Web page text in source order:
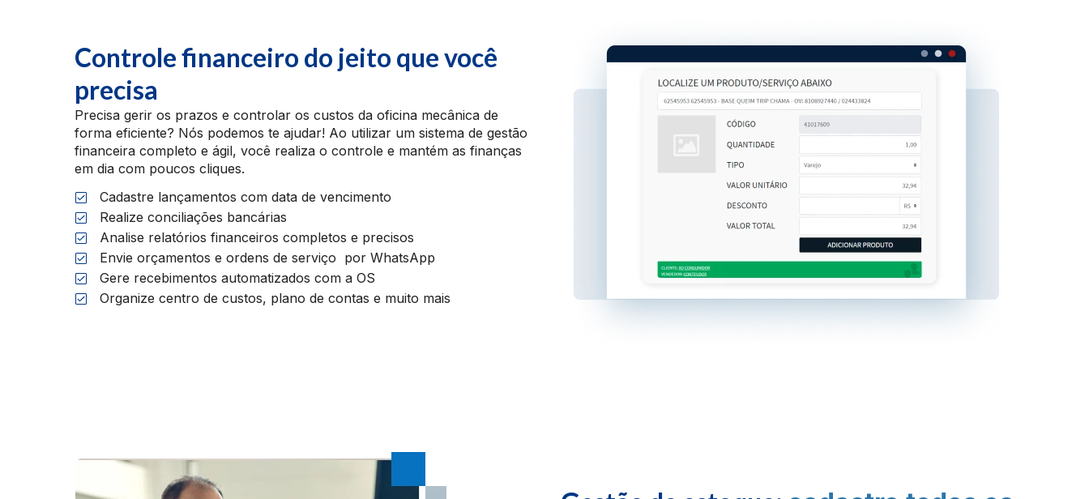
Controle financeiro do jeito que você
precisa
Precisa gerir os prazos e controlar os custos da oficina mecânica de
forma eficiente? Nós podemos te ajudar! Ao utilizar um sistema de gestão
financeira completo e ágil, você realiza o controle e mantém as finanças
em dia com poucos cliques.
Cadastre lançamentos com data de vencimento
Realize conciliações bancárias
Analise relatórios financeiros completos e precisos
Envie orçamentos e ordens de serviço por WhatsApp
Gere recebimentos automatizados com a OS
Organize centro de custos, plano de contas e muito mais